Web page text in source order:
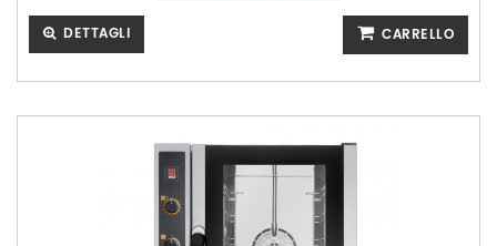
DETTAGLI CARRELLO